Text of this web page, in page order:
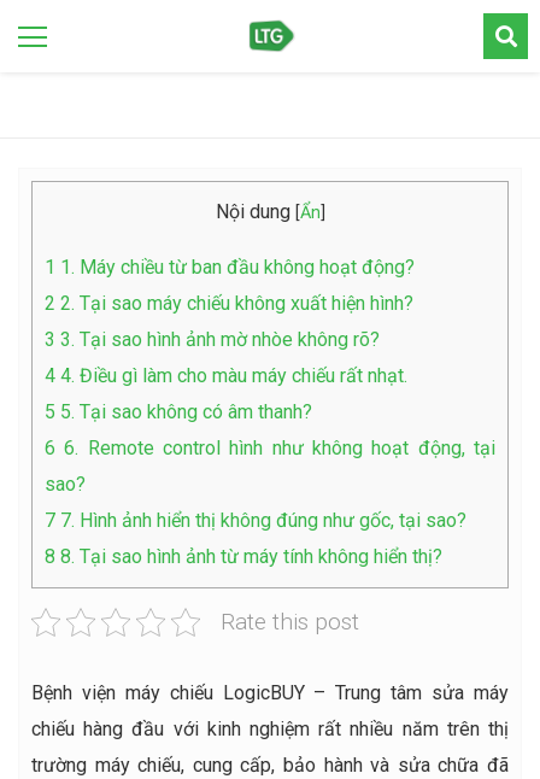
Nội dung [Ẩn
1 1. Máy chiều từ ban đầu không hoạt động?
2 2. Tại sao máy chiếu không xuất hiện hình?
3 3. Tại sao hình ảnh mờ nhòe không rõ?
4 4. Điều gì làm cho màu máy chiếu rất nhạt.
5 5. Tại sao không có âm thanh?
6 6. Remote control hình như không hoạt động, tại
sao?
7 7. Hình ảnh hiển thị không đúng như gốc, tại sao?
8 8. Tại sao hình ảnh từ máy tính không hiển thị?
Rate this post
Bệnh viện máy chiếu LogicBUY – Trung tâm sửa máy
chiếu hàng đầu với kinh nghiệm rất nhiều năm trên thị
trường máy chiếu, cung cấp, bảo hành và sửa chữa đã